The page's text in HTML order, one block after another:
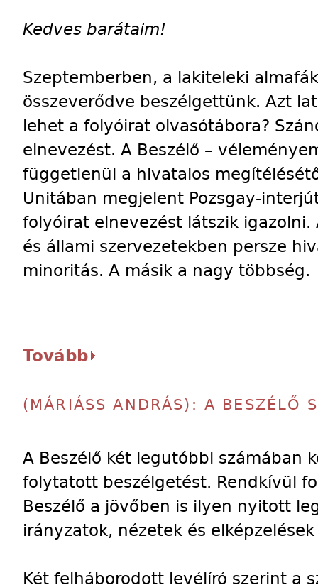
Kedves barátaim!
Szeptemberben, a lakiteleki
összeverődve beszélgettünk. Azt
lehet a folyóirat olvasótábora?
elnevezést. A Beszélő –
függetlenül a hivatalos
Unitában megjelent Pozsgay-
folyóirat elnevezést látszik
és állami szervezetekben persze
minoritás. A másik a nagy többség.
Tovább
(MÁRIÁSS ANDRÁS): A BESZÉLŐ
A Beszélő két legutóbbi számában
folytatott beszélgetést. Rendkívül
Beszélő a jövőben is ilyen nyitott
irányzatok, nézetek és
Két felháborodott levélíró szerint a